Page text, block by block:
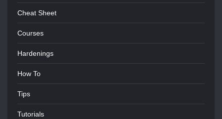
Cheat Sheet
Courses
Hardenings
How To
Tips
Tutorials